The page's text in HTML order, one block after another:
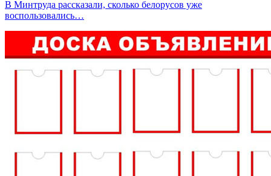
В Минтруда рассказали, сколько белорусов уже
воспользовались…